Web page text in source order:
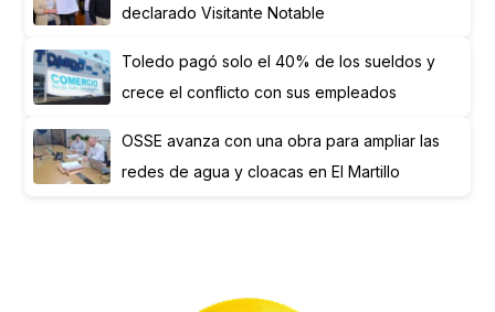
declarado Visitante Notable
Toledo pagó solo el 40% de los sueldos y
crece el conflicto con sus empleados
OSSE avanza con una obra para ampliar las
redes de agua y cloacas en El Martillo